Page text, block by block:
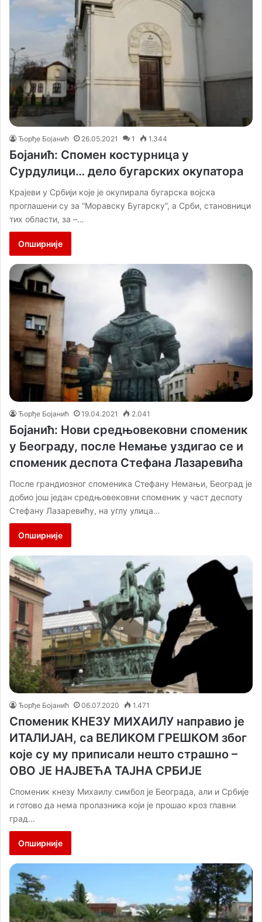
Ђорђе Бојанић 26.05.2021 1 1.344
Бојанић: Спомен костурница у
Сурдулици… дело бугарских окупатора
Крајеви у Србији које је окупирала бугарска војска
проглашени су за “Моравску Бугарску”, а Срби, становници
тих области, за –…
Опширније
Ђорђе Бојанић 19.04.2021 2.041
Бојанић: Нови средњовековни споменик
у Београду, после Немање уздигао се и
споменик деспота Стефана Лазаревића
После грандиозног споменика Стефану Немањи, Београд је
добио још један средњовековни споменик у част деспоту
Стефану Лазаревићу, на углу улица…
Опширније
Ђорђе Бојанић 06.07.2020 1.471
Споменик КНЕЗУ МИХАИЛУ направио је
ИТАЛИЈАН, са ВЕЛИКОМ ГРЕШКОМ због
које су му приписали нешто страшно –
ОВО ЈЕ НАЈВЕЋА ТАЈНА СРБИЈЕ
Споменик кнезу Михаилу симбол је Београда, али и Србије
и готово да нема пролазника који је прошао кроз главни
град…
Опширније